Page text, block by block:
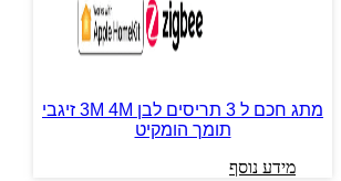
מתג חכם ל 3 תריסים לבן 3M 4M זיגבי
תומך הומקיט
מידע נוסף